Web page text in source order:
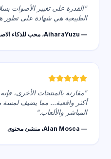
"القدرة على تغيير الأصوات
الطبيعية هي شهادة على تطور
— AiharaYuzu، محب للذكاء الاصطناعي
"مقارنة بالمنتجات الأخرى،
أكثر واقعية... مما يضيف لمسة
المباشر والألعاب."
— Alan Mosca، منشئ محتوى